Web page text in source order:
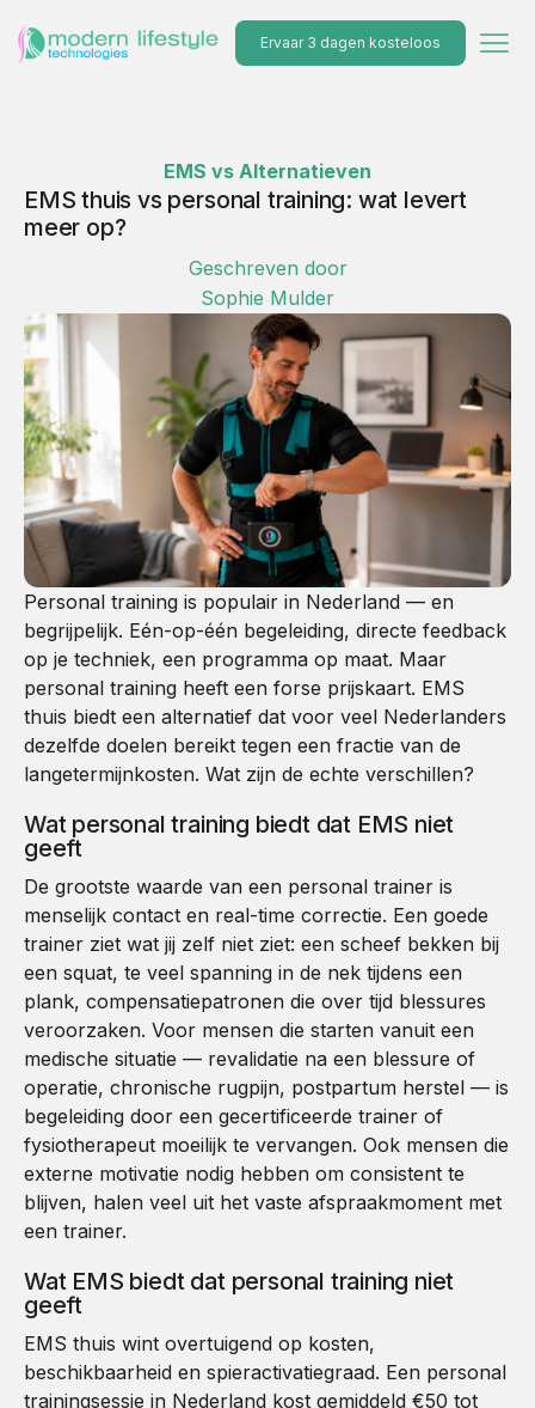
Ervaar 3 dagen kosteloos
EMS vs Alternatieven
EMS thuis vs personal training: wat levert
meer op?
Geschreven door
Sophie Mulder
Personal training is populair in Nederland — en
begrijpelijk. Eén-op-één begeleiding, directe feedback
op je techniek, een programma op maat. Maar
personal training heeft een forse prijskaart. EMS
thuis biedt een alternatief dat voor veel Nederlanders
dezelfde doelen bereikt tegen een fractie van de
langetermijnkosten. Wat zijn de echte verschillen?
Wat personal training biedt dat EMS niet
geeft
De grootste waarde van een personal trainer is
menselijk contact en real-time correctie. Een goede
trainer ziet wat jij zelf niet ziet: een scheef bekken bij
een squat, te veel spanning in de nek tijdens een
plank, compensatiepatronen die over tijd blessures
veroorzaken. Voor mensen die starten vanuit een
medische situatie — revalidatie na een blessure of
operatie, chronische rugpijn, postpartum herstel — is
begeleiding door een gecertificeerde trainer of
fysiotherapeut moeilijk te vervangen. Ook mensen die
externe motivatie nodig hebben om consistent te
blijven, halen veel uit het vaste afspraakmoment met
een trainer.
Wat EMS biedt dat personal training niet
geeft
EMS thuis wint overtuigend op kosten,
beschikbaarheid en spieractivatiegraad. Een personal
trainingsessie in Nederland kost gemiddeld €50 tot